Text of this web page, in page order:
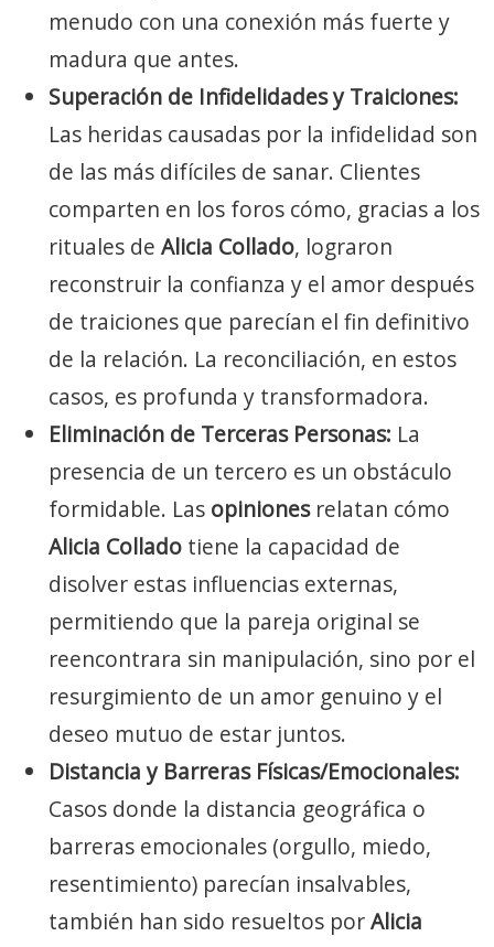
menudo con una conexión más fuerte y
madura que antes.
Superación de Infidelidades y Traiciones:
Las heridas causadas por la infidelidad son
de las más difíciles de sanar. Clientes
comparten en los foros cómo, gracias a los
rituales de Alicia Collado, lograron
reconstruir la confianza y el amor después
de traiciones que parecían el fin definitivo
de la relación. La reconciliación, en estos
casos, es profunda y transformadora.
Eliminación de Terceras Personas: La
presencia de un tercero es un obstáculo
formidable. Las opinionesrelatan cómo
Alicia Collado tiene la capacidad de
disolver estas influencias externas,
permitiendo que la pareja original se
reencontrara sin manipulación, sino por el
resurgimiento de un amor genuino y el
deseo mutuo de estar juntos.
Distancia y Barreras Físicas/Emocionales:
Casos donde la distancia geográfica o
barreras emocionales (orgullo, miedo,
resentimiento) parecían insalvables,
también han sido resueltos porAlicia